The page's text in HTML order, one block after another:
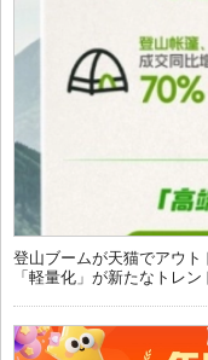
登山ブームが天猫でアウ
「軽量化」が新たなトレン